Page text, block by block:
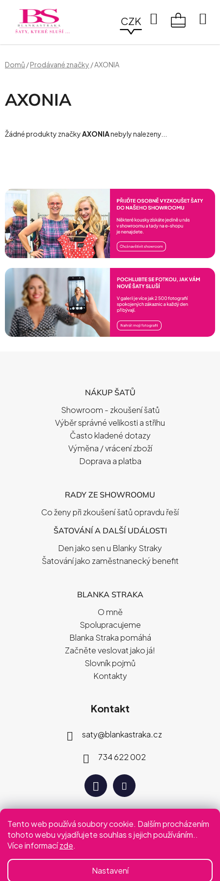
Tento web používá soubory cookie. Dalším procházením
tohoto webu vyjadřujete souhlas s jejich používáním..
Více informacízde.
Nastavení
obsah
CZK
Hledat
Domů /Prodávané značky /AXONIA
AXONIA
Žádné produkty značky AXONIAnebyly nalezeny...
NÁKUP ŠATŮ
Showroom - zkoušení šatů
Výběr správné velikosti a střihu
Často kladené dotazy
Výměna / vrácení zboží
Doprava a platba
RADY ZE SHOWROOMU
Co ženy při zkoušení šatů opravdu řeší
ŠATOVÁNÍ A DALŠÍ UDÁLOSTI
Den jako sen u Blanky Straky
Šatování jako zaměstnanecký benefit
BLANKA STRAKA
O mně
Spolupracujeme
Blanka Straka pomáhá
Začněte veslovat jako já!
Slovník pojmů
Kontakty
Kontakt
saty@blankastraka.cz
734 622 002
Plaťte jak vám vyhovuje
Podmínky ochrany osobních údajů Obchodní podmínky